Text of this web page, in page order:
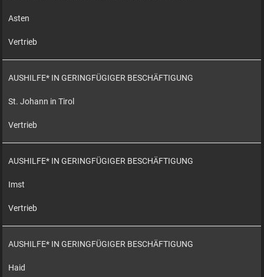
Asten
Vertrieb
AUSHILFE* IN GERINGFÜGIGER BESCHÄFTIGUNG
St. Johann in Tirol
Vertrieb
AUSHILFE* IN GERINGFÜGIGER BESCHÄFTIGUNG
Imst
Vertrieb
AUSHILFE* IN GERINGFÜGIGER BESCHÄFTIGUNG
Haid